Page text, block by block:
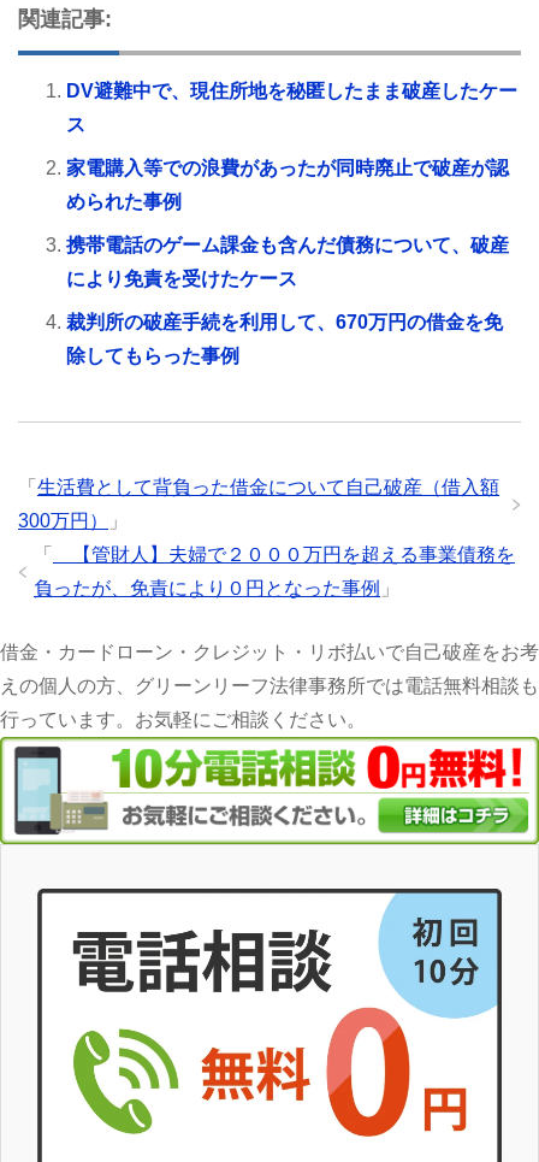
関連記事:
DV避難中で、現住所地を秘匿したまま破産したケー
ス
家電購入等での浪費があったが同時廃止で破産が認
められた事例
携帯電話のゲーム課金も含んだ債務について、破産
により免責を受けたケース
裁判所の破産手続を利用して、670万円の借金を免
除してもらった事例
「 生活費として背負った借金について自己破産（借入額
300万円）
」
「
【管財人】夫婦で２０００万円を超える事業債務を
負ったが、免責により０円となった事例 」
借金・カードローン・クレジット・リボ払いで自己破産をお考
えの個人の方、グリーンリーフ法律事務所では電話無料相談も
行っています。お気軽にご相談ください。